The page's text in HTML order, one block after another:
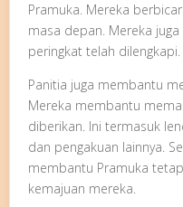
Pramuka. Mereka
masa depan. Mereka
peringkat telah dilengkapi.
Panitia juga membantu
Mereka membantu
diberikan. Ini termasuk
dan pengakuan lainnya.
membantu Pramuka
kemajuan mereka.